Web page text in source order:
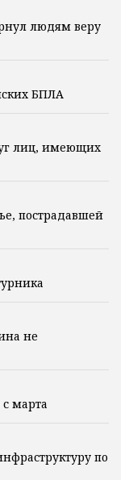
людям веру
БПЛА
лиц, имеющих
пострадавшей
не
марта
по